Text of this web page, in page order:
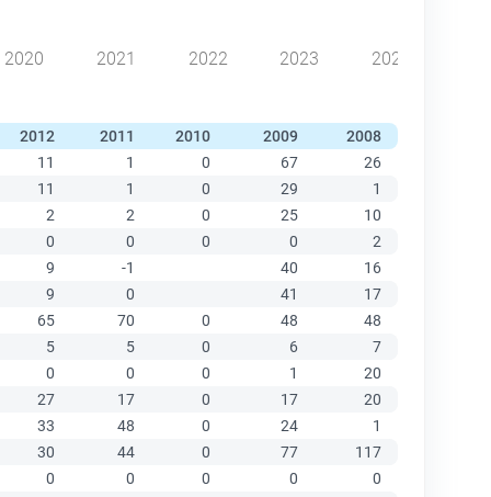
2020 2021 2022 2023 2024
2012 2011 2010 2009 2008